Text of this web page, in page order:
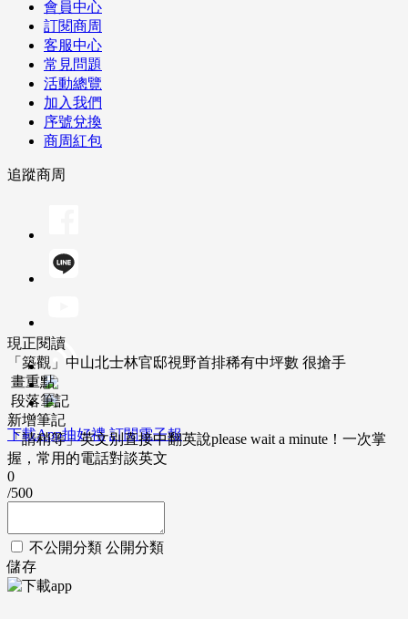
會員中心
訂閱商周
客服中心
常見問題
活動總覽
加入我們
序號兌換
商周紅包
追蹤商周
下載App抽好禮 訂閱電子報
現正閱讀
「築觀」中山北士林官邸視野首排稀有中坪數 很搶手
畫重點
段落筆記
新增筆記
「請稍等」英文別直接中翻英說please wait a minute！一次掌
握，常用的電話對談英文
0
/500
不公開分類 公開分類
儲存